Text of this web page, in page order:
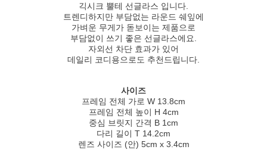
긱시크 뿔테 선글라스 입니다.
트렌디하지만 부담없는 라운드 쉐잎에
가벼운 무게가 돋보이는 제품으로
부담없이 쓰기 좋은 선글라스에요.
자외선 차단 효과가 있어
데일리 코디용으로도 추천드립니다.
사이즈
프레임 전체 가로 W 13.8cm
프레임 전체 높이 H 4cm
중심 브릿지 간격 B 1cm
다리 길이 T 14.2cm
렌즈 사이즈 (안) 5cm x 3.4cm